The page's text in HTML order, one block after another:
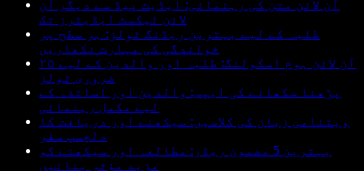
آن لائن متن کی رہنمائی: ایڈیٹ پیڈ سے دیگر آن
لائن ٹیکسٹ ایڈیٹرز تک
طلبہ کے لیے بہترین ریڈنگ ٹولز: ہر سطح پر
خواندگی کی مہارت نکھاریں
آن لائن ہوم اسکولنگ: طلبہ اور والدین کے لیے ۲۵
ضروری ٹولز
پڑھنا سکھانے کی ایپس: والدین اور اساتذہ کے
لیے مکمل رہنمائی
ویتنامی زبان کی کلاسیں: سیکھنے اور دریافت کا
دلچسپ سفر
بہترین 5 مضمون ریڈر: مطالعہ اور سیکھنے کو
مزید مؤثر بنائیں